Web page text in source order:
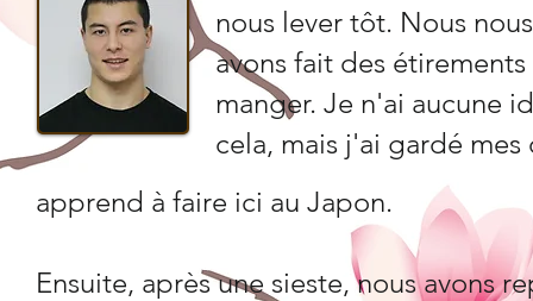
nous lever tôt. Nous
avons fait des
manger. Je n'ai aucune
cela, mais j'ai gardé
apprend à faire ici au Japon.
Ensuite, après une sieste, nous avons